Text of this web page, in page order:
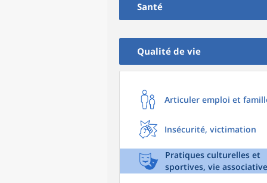
Santé
Qualité de vie
Articuler emploi et
Insécurité, victimation
Pratiques culturelles et
sportives, vie associative